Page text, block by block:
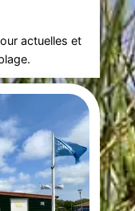
actuelles et